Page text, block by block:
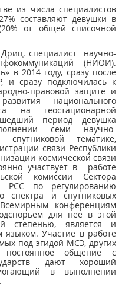
из числа специалистов
составляют девушки в
от общей списочной
специалист научно-
(НИОИ).
в 2014 году, сразу после
и сразу подключилась к
правовой защите и
национального
на геостационарной
период девушка
семи научно-
спутниковой тематике,
связи Республики
космической связи
участвует в работе
комиссии Сектора
РСС по регулированию
спектра и спутниковых
конференциям
для нее в этой
степенью, является и
языком. Участие в работе
под эгидой МСЭ, других
постоянное общение с
дают хороший
в выполнении